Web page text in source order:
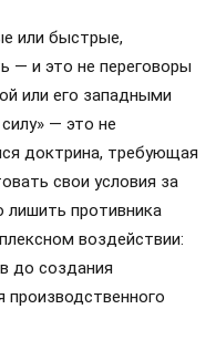
или быстрые,
— и это не переговоры
или его западными
— это не
доктрина, требующая
свои условия за
лишить противника
воздействии:
до создания
производственного